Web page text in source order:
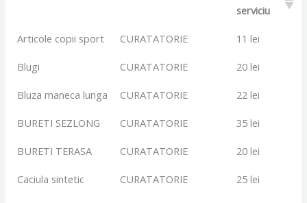
serviciu
Articole copii sport CURATATORIE 11 lei
Blugi CURATATORIE 20 lei
Bluza maneca lunga CURATATORIE 22 lei
BURETI SEZLONG CURATATORIE 35 lei
BURETI TERASA CURATATORIE 20 lei
Caciula sintetic CURATATORIE 25 lei